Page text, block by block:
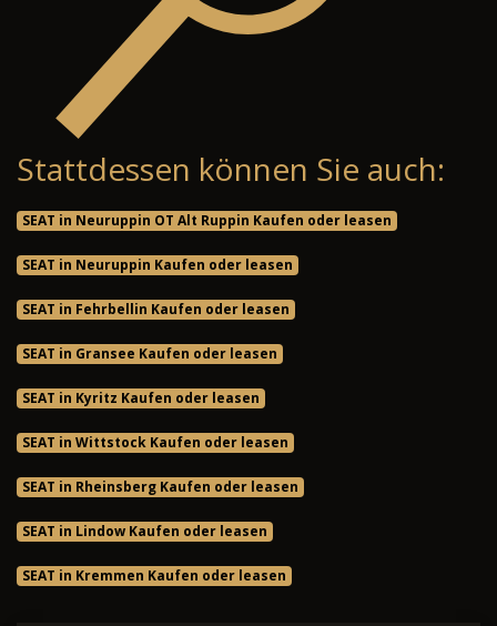
Stattdessen können Sie auch:
SEAT in Neuruppin OT Alt Ruppin Kaufen oder leasen
SEAT in Neuruppin Kaufen oder leasen
SEAT in Fehrbellin Kaufen oder leasen
SEAT in Gransee Kaufen oder leasen
SEAT in Kyritz Kaufen oder leasen
SEAT in Wittstock Kaufen oder leasen
SEAT in Rheinsberg Kaufen oder leasen
SEAT in Lindow Kaufen oder leasen
SEAT in Kremmen Kaufen oder leasen